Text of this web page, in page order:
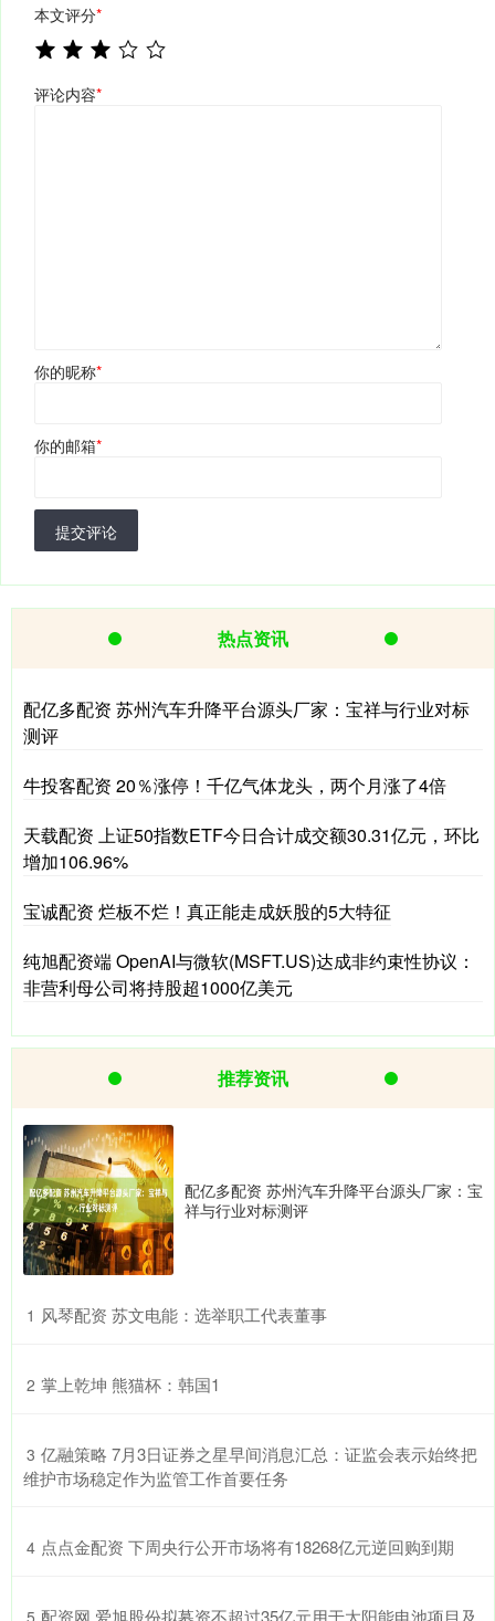
本文评分*
评论内容*
你的昵称*
你的邮箱*
提交评论
热点资讯
配亿多配资 苏州汽车升降平台源头厂家：宝祥与行业对标
测评
牛投客配资 20％涨停！千亿气体龙头，两个月涨了4倍
天载配资 上证50指数ETF今日合计成交额30.31亿元，环比
增加106.96%
宝诚配资 烂板不烂！真正能走成妖股的5大特征
纯旭配资端 OpenAI与微软(MSFT.US)达成非约束性协议：
非营利母公司将持股超1000亿美元
推荐资讯
配亿多配资 苏州汽车升降平台源头厂家：宝
祥与行业对标测评
1 ​风琴配资 苏文电能：选举职工代表董事
2 ​掌上乾坤 熊猫杯：韩国1
3 ​亿融策略 7月3日证券之星早间消息汇总：证监会表示始终把
维护市场稳定作为监管工作首要任务
4 ​点点金配资 下周央行公开市场将有18268亿元逆回购到期
5 ​配资网 爱旭股份拟募资不超过35亿元用于太阳能电池项目及